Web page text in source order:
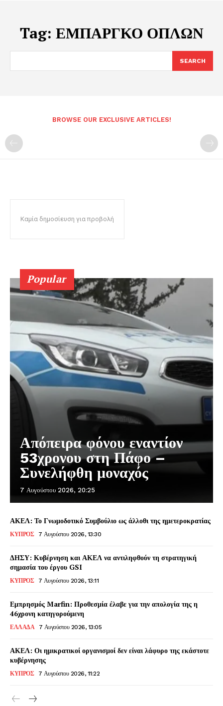
Tag: ΕΜΠΑΡΓΚΟ ΟΠΛΩΝ
SEARCH
BROWSE OUR EXCLUSIVE ARTICLES!
Καμία δημοσίευση για προβολή
Popular
Απόπειρα φόνου εναντίον
53χρονου στη Πάφο –
Συνελήφθη μοναχός
7 Αυγούστου 2026, 20:25
ΑΚΕΛ: Το Γνωμοδοτικό Συμβούλιο ως άλλοθι της ημετεροκρατίας
ΚΥΠΡΟΣ 7 Αυγούστου 2026, 13:30
ΔΗΣΥ: Κυβέρνηση και ΑΚΕΛ να αντιληφθούν τη στρατηγική
σημασία του έργου GSI
ΚΥΠΡΟΣ 7 Αυγούστου 2026, 13:11
Εμπρησμός Marfin: Προθεσμία έλαβε για την απολογία της η
46χρονη κατηγορούμενη
ΕΛΛΑΔΑ 7 Αυγούστου 2026, 13:05
ΑΚΕΛ: Οι ημικρατικοί οργανισμοί δεν είναι λάφυρο της εκάστοτε
κυβέρνησης
ΚΥΠΡΟΣ 7 Αυγούστου 2026, 11:22